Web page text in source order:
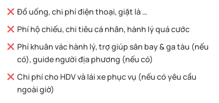
Đồ uống, chi phí điện thoại, giặt là …
Phí hộ chiếu, chi tiêu cá nhân, hành lý quá cước
Phí khuân vác hành lý, trợ giúp sân bay & ga tàu (nếu
có), guide người địa phương (nếu có)
Chi phí cho HDV và lái xe phục vụ (nếu có yêu cầu
ngoài giờ)